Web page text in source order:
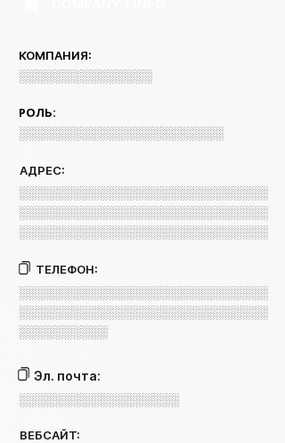
КОМПАНИЯ:
░░░░░░░░░░░░░░░
РОЛЬ:
░░░░░░░░░░░░░░░░░░░░░░░
АДРЕС:
░░░░░░░░░░░░░░░░░░░░░░░░░░░░
░░░░░░░░░░░░░░░░░░░░░░░░░░░░
░░░░░░░░░░░░░░░░░░░░░░░░░░░░
ТЕЛЕФОН:
░░░░░░░░░░░░░░░░░░░░░░░░░░░░
░░░░░░░░░░░░░░░░░░░░░░░░░░░░
░░░░░░░░░░
Эл. почта:
░░░░░░░░░░░░░░░░░░
ВЕБСАЙТ: